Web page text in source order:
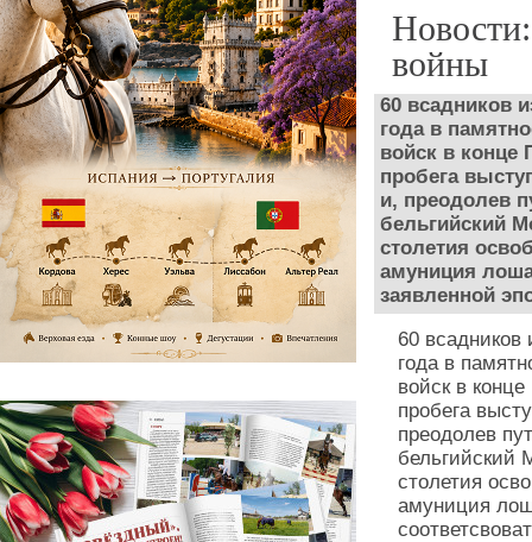
войны
60 всадников
года в
войск в конце
пробега
и, преодолев
бельгийский
столетия
амуниция
заявленной
60 всадников
года в
войск в
пробега
преодолев
бельгийский
столетия
амуниция